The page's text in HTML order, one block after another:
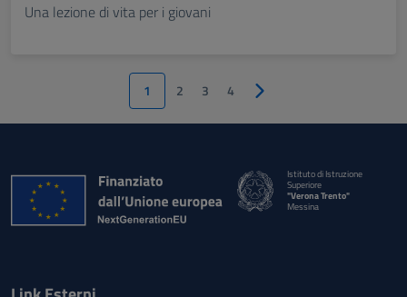
Una lezione di vita per i giovani
1 2 3 4 Pagina successiva
Istituto di Istruzione
Superiore
"Verona Trento"
Messina